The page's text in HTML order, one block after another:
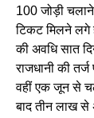
100 जोड़ी
टिकट मिलने लगे
की अवधि सात
राजधानी की
वहीं एक जून से
बाद तीन लाख से